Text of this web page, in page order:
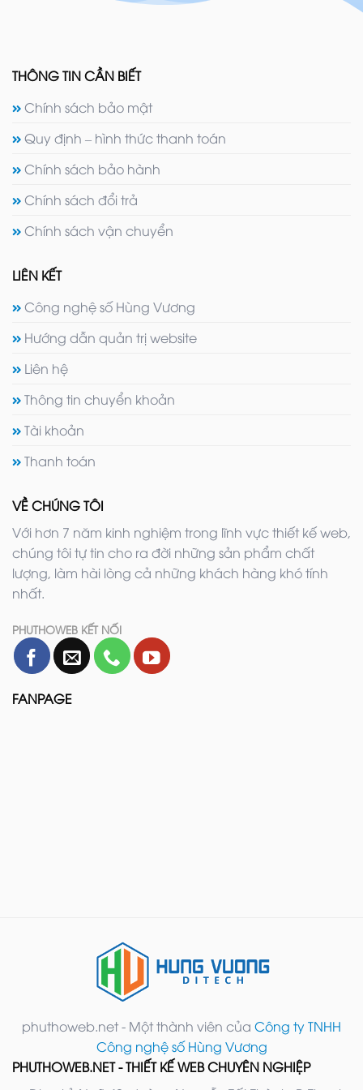
THÔNG TIN CẦN BIẾT
Chính sách bảo mật
Quy định – hình thức thanh toán
Chính sách bảo hành
Chính sách đổi trả
Chính sách vận chuyển
LIÊN KẾT
Công nghệ số Hùng Vương
Hướng dẫn quản trị website
Liên hệ
Thông tin chuyển khoản
Tài khoản
Thanh toán
VỀ CHÚNG TÔI
Với hơn 7 năm kinh nghiệm trong lĩnh vực thiết kế web,
chúng tôi tự tin cho ra đời những sản phẩm chất
lượng, làm hài lòng cả những khách hàng khó tính
nhất.
PHUTHOWEB KẾT NỐI
FANPAGE
phuthoweb.net - Một thành viên của Công ty TNHH
Công nghệ số Hùng Vương
PHUTHOWEB.NET - THIẾT KẾ WEB CHUYÊN NGHIỆP